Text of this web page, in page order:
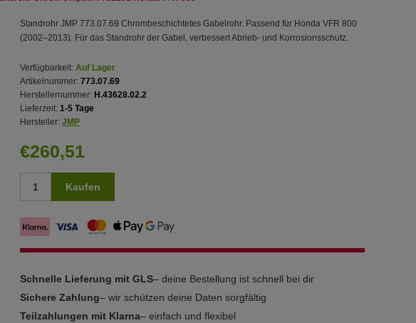
Standrohr JMP 773.07.69 Chrombeschichtetes Gabelrohr. Passend für Honda VFR 800
(2002–2013). Für das Standrohr der Gabel, verbessert Abrieb- und Korrosionsschutz.
Verfügbarkeit: Auf Lager
Artikelnummer: 773.07.69
Herstellernummer: H.43628.02.2
Lieferzeit: 1-5 Tage
Hersteller: JMP
€260,51
Kaufen
Schnelle Lieferung mit GLS– deine Bestellung ist schnell bei dir
Sichere Zahlung– wir schützen deine Daten sorgfältig
Teilzahlungen mit Klarna– einfach und flexibel